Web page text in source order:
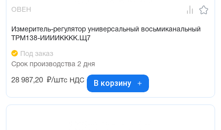
ОВЕН
Измеритель-регулятор универсальный восьмиканальный
ТРМ138-ИИИИКККК.Щ7
Под заказ
Срок производства 2 дня
28 987,20 ₽/штс НДС В корзину